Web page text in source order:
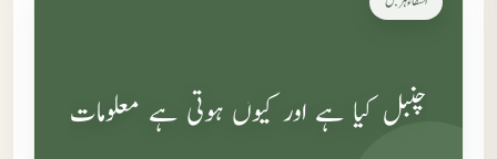
چنبل کیا ہے اور کیوں ہوتی ہے معلومات